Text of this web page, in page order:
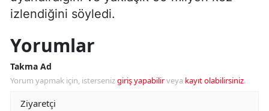
izlendiğini söyledi.
Yorumlar
Takma Ad
Yorum yapmak için, istersenizgiriş yapabilirveya kayıt olabilirsiniz.